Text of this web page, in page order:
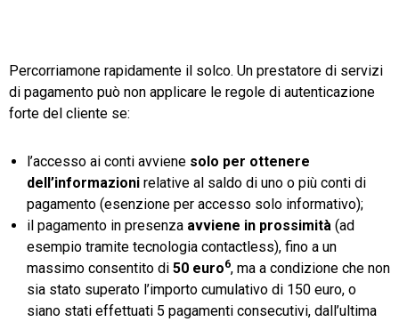
Percorriamone rapidamente il solco. Un prestatore di servizi
di pagamento può non applicare le regole di autenticazione
forte del cliente se:
l’accesso ai conti avviene solo per ottenere
dell’informazioni relative al saldo di uno o più conti di
pagamento (esenzione per accesso solo informativo);
il pagamento in presenza avviene in prossimità (ad
esempio tramite tecnologia contactless), fino a un
massimo consentito di 50 euro6, ma a condizione che non
sia stato superato l’importo cumulativo di 150 euro, o
siano stati effettuati 5 pagamenti consecutivi, dall’ultima